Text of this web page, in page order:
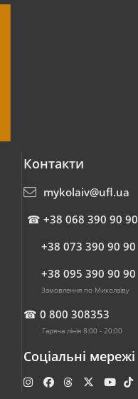
Контакти
mykolaiv@ufl.ua
☎ +38 068 390 90 90
+38 073 390 90 90
+38 095 390 90 90
Замовлення по Миколаїву
☎ 0 800 308353
Гаряча лінія 8:00 - 20:00
Соціальні мережі